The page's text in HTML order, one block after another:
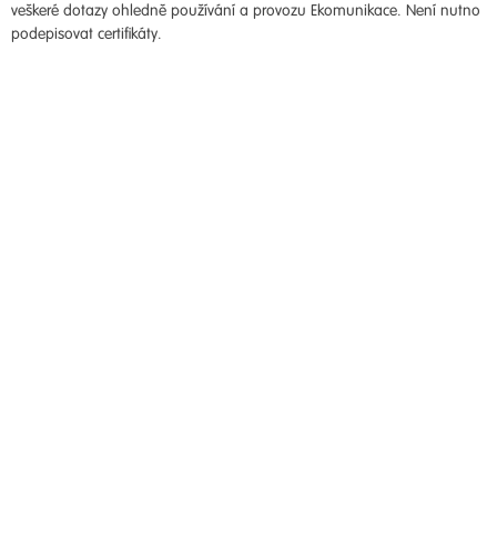
veškeré dotazy ohledně používání a provozu Ekomunikace. Není nutno
podepisovat certifikáty.